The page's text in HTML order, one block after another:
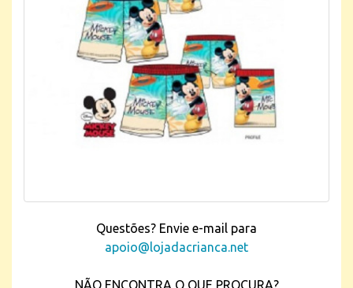
Questões? Envie e-mail para
apoio@lojadacrianca.net
NÃO ENCONTRA O QUE PROCURA?